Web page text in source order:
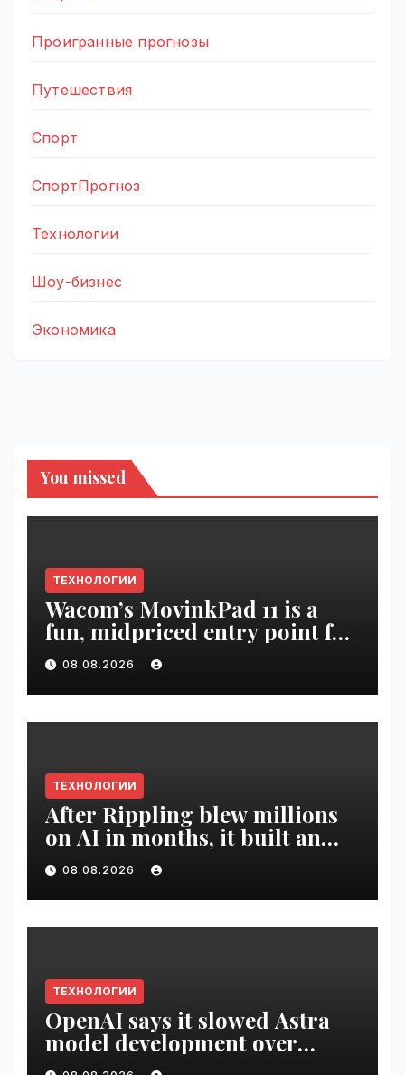
Проигранные прогнозы
Путешествия
Спорт
СпортПрогноз
Технологии
Шоу-бизнес
Экономика
You missed
ТЕХНОЛОГИИ
Wacom’s MovinkPad 11 is a
fun, midpriced entry point for
digital artists | VseTime.ru
08.08.2026
ТЕХНОЛОГИИ
After Rippling blew millions
on AI in months, it built an
employee ROI tool |
VseTime.ru
08.08.2026
ТЕХНОЛОГИИ
OpenAI says it slowed Astra
model development over
security concerns | VseTime.ru